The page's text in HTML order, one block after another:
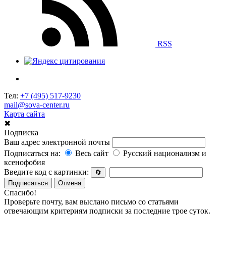
RSS
Тел: +7 (495) 517-9230
mail@sova-center.ru
Карта сайта
✖
Подписка
Ваш адрес электронной почты
Подписаться на:
Весь сайт
Русский национализм и
ксенофобия
Введите код с картинки:
🔄
Подписаться
Отмена
Спасибо!
Проверьте почту, вам выслано письмо со статьями
отвечающим критериям подписки за последние трое суток.